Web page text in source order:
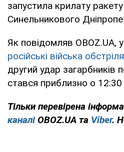
запустила крилату
Синельникового
Як повідомляв OBOZ.UA,
російські війська
другий удар загарбників
стався приблизно о 12:30
Тільки перевірена
каналі OBOZ.UA та Viber.